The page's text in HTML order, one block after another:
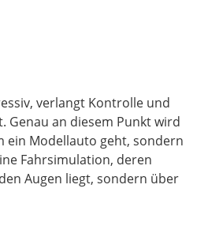
verlangt Kontrolle und
Genau an diesem Punkt wird
ein Modellauto geht, sondern
Fahrsimulation, deren
Augen liegt, sondern über